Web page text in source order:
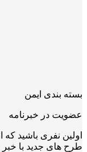
بسته بندی ایمن
عضویت در خبرنامه
اولین نفری باشید
طرح های جدید با